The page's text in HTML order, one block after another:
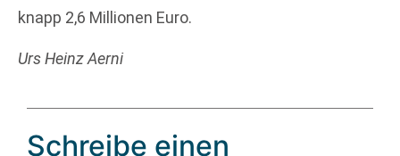
knapp 2,6 Millionen Euro.
Urs Heinz Aerni
Schreibe einen